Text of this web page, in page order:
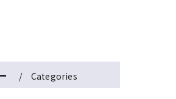
Categories